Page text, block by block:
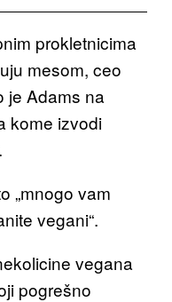
prokletnicima
mesom, ceo
je Adams na
kome izvodi
„mnogo vam
vegani“.
vegana
pogrešno